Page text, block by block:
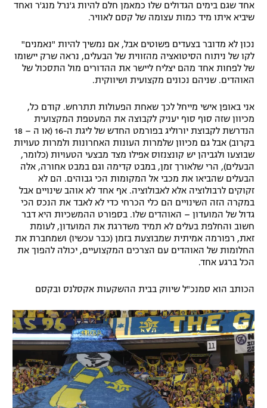
אחד שגם בימים הגדולים שלו כמאמן חלם להיות ג'נרל מנג'ר ואחד
שיביא איתו מיד כמות עצומה של קסם לאוויר.
נכון לא מדובר בצעדים פשוטים אבל, אם נמשיך להיות "נאמנים"
לקו של ניתוח הסיטואציה מהזווית של הבעלים, נראה שרק יישומו
של לפחות אחד מהם יצליח ליישר את ההדורים מול התסכול של
האוהדים. שניהם נכונים מקצועית ושיווקית.
אני באופן אישי מייחל לכך שאחת הפעולות תתרחש. קודם כל,
מכיוון שזה סוף סוף יעניק לקבוצה את המעטפת המקצועית
הנדרשת לקבוצת יורוליג בפורמט החדש של ליגת ה-16 (או ה – 18
בקרוב) אבל גם מכיוון שלמרות העונות האחרונות ולמרות טעויות
שבוצעו ולגביהן יש קונצנזוס אפילו מצד מבצעי הטעויות (כלומר,
הבעלים), הרי שלאורך זמן, במבט קדימה וגם במבט אחורה, אלה
הבעלים שהביאו את מכבי אל המקומות הכי גבוהים. הם לא
זקוקים לרבולוציה אלא לאבולוציה. אף אחד לא אוהב שינויים אבל
במקרה הזה השינויים הם כלי הכרחי כדי לא לאבד את הנכס הכי
גדול של המועדון – האוהדים שלו. בספורט ההמשכיות היא דבר
חשוב והחלפת בעלים לא תמיד משדרגת את המועדון, לעומת
זאת, רפורמה אמיתית שמבוצעת בזמן (כבר עכשיו) ושמחברת את
החלומות של האוהדים עם הצרכים המקצועיים, יכולה להפוך את
הכל ברגע אחד.
הכותב הוא סמנכ"ל שיווק בבית ההשקעות אקסלנס ובקסם